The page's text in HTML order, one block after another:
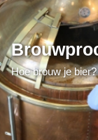
Hoe brouw je bier?